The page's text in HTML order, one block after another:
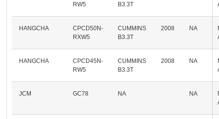
RW5
B3.3T
HANGCHA
CPCD50N-
RXW5
CUMMINS
B3.3T
2008 NA
HANGCHA
CPCD45N-
RW5
CUMMINS
B3.3T
2008 NA
JCM GC78 NA NA